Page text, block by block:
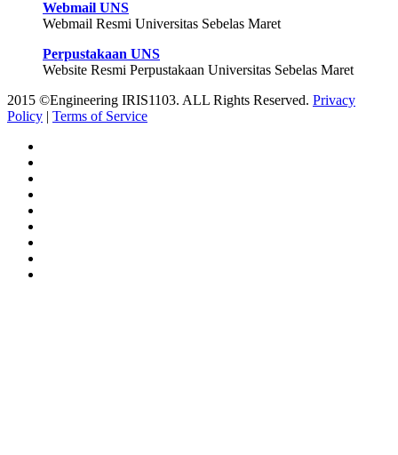
Webmail UNS
Webmail Resmi Universitas Sebelas Maret
Perpustakaan UNS
Website Resmi Perpustakaan Universitas Sebelas Maret
2015 ©Engineering IRIS1103. ALL Rights Reserved. Privacy
Policy | Terms of Service